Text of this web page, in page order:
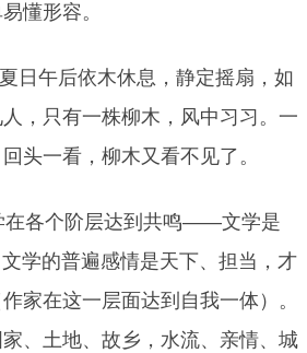
懂形容。
日午后依木休息，静定摇扇，如
，只有一株柳木，风中习习。一
头一看，柳木又看不见了。
各个阶层达到共鸣——文学是
学的普遍感情是天下、担当，才
家在这一层面达到自我一体）。
、土地、故乡，水流、亲情、城